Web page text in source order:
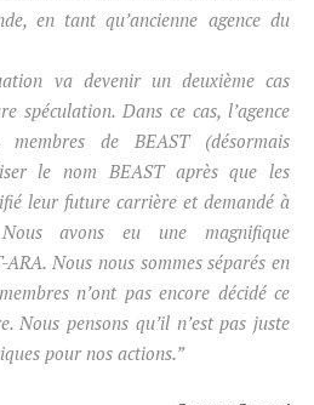
en tant qu’ancienne agence du
va devenir un deuxième cas
spéculation. Dans ce cas, l’agence
de BEAST (désormais
le nom BEAST après que les
leur future carrière et demandé à
avons eu une magnifique
Nous nous sommes séparés en
n’ont pas encore décidé ce
Nous pensons qu’il n’est pas juste
pour nos actions.”